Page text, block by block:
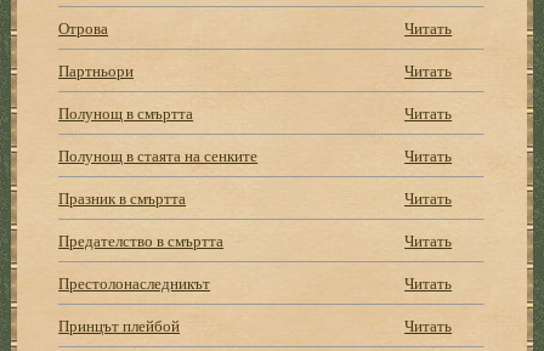
Отрова
Читать
Партньори
Читать
Полунощ в смъртта
Читать
Полунощ в стаята на сенките
Читать
Празник в смъртта
Читать
Предателство в смъртта
Читать
Престолонаследникът
Читать
Принцът плейбой
Читать